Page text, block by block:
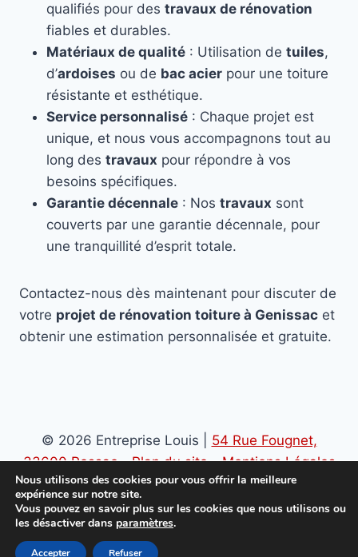
qualifiés pour des travaux de rénovation
fiables et durables.
Matériaux de qualité : Utilisation de tuiles,
d’ardoises ou de bac acier pour une toiture
résistante et esthétique.
Service personnalisé : Chaque projet est
unique, et nous vous accompagnons tout au
long des travaux pour répondre à vos
besoins spécifiques.
Garantie décennale : Nos travaux sont
couverts par une garantie décennale, pour
une tranquillité d’esprit totale.
Contactez-nous dès maintenant pour discuter de
votre projet de rénovation toiture à Genissac et
obtenir une estimation personnalisée et gratuite.
© 2026 Entreprise Louis | 54 Rue Fougnet,
33600 Pessac-Plan du site-Mentions Légales
-Politique de confidentialité
Nous utilisons des cookies pour vous offrir la meilleure
expérience sur notre site.
Vous pouvez en savoir plus sur les cookies que nous utilisons ou
les désactiver dans paramètres.
Accepter Refuser